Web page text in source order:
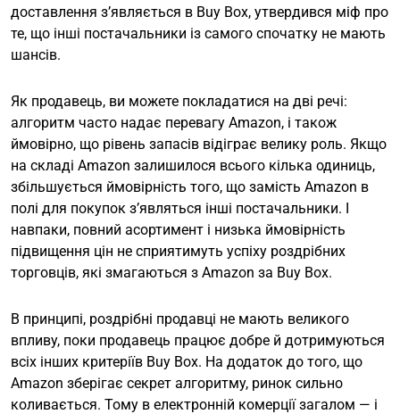
доставлення з’являється в Buy Box, утвердився міф про
те, що інші постачальники із самого спочатку не мають
шансів.
Як продавець, ви можете покладатися на дві речі:
алгоритм часто надає перевагу Amazon, і також
ймовірно, що рівень запасів відіграє велику роль. Якщо
на складі Amazon залишилося всього кілька одиниць,
збільшується ймовірність того, що замість Amazon в
полі для покупок з’являться інші постачальники. І
навпаки, повний асортимент і низька ймовірність
підвищення цін не сприятимуть успіху роздрібних
торговців, які змагаються з Amazon за Buy Box.
В принципі, роздрібні продавці не мають великого
впливу, поки продавець працює добре й дотримуються
всіх інших критеріїв Buy Box. На додаток до того, що
Amazon зберігає секрет алгоритму, ринок сильно
коливається. Тому в електронній комерції загалом — і